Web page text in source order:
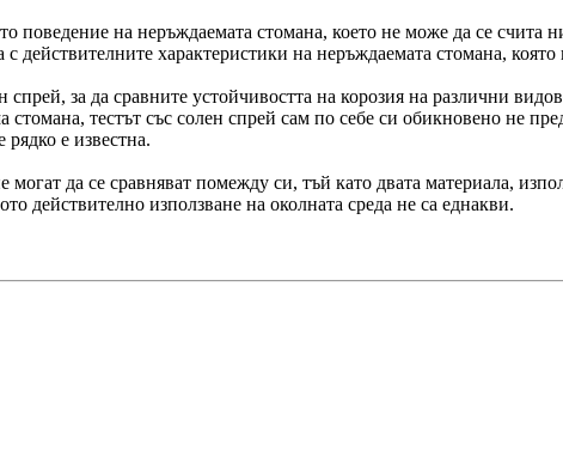
поведение на неръждаемата стомана, което не може да се счита
действителните характеристики на неръждаемата стомана,
спрей, за да сравните устойчивостта на корозия на различни
стомана, тестът със солен спрей сам по себе си обикновено не
е известна.
да се сравняват помежду си, тъй като двата материала,
действително използване на околната среда не са еднакви.